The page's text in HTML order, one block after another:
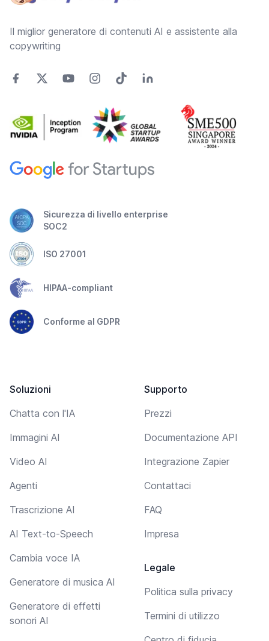
Il miglior generatore di contenuti AI e assistente alla
copywriting
Sicurezza di livello enterprise
SOC2
ISO 27001
HIPAA-compliant
Conforme al GDPR
Soluzioni
Chatta con l'IA
Immagini AI
Video AI
Agenti
Trascrizione AI
AI Text-to-Speech
Cambia voce IA
Generatore di musica AI
Generatore di effetti
sonori AI
Supporto
Prezzi
Documentazione API
Integrazione Zapier
Contattaci
FAQ
Impresa
Legale
Politica sulla privacy
Termini di utilizzo